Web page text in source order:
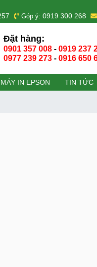
Góp ý: 0919 300 268
Đặt hàng:
0901 357 008- 0919 237
0977 239 273- 0916 650
MÁY IN EPSON TIN TỨC